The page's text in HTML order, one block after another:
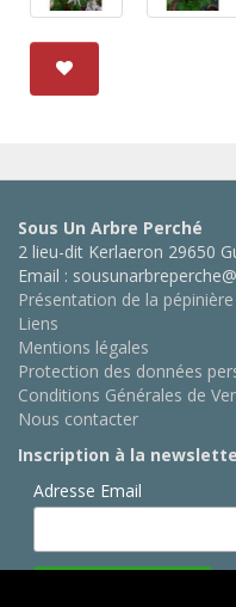
Sous Un Arbre Perché
2 lieu-dit Kerlaeron 29650
Email :
Présentation de la pépinière
Liens
Mentions légales
Protection des données
Conditions Générales de
Nous contacter
Inscription à la
Adresse Email